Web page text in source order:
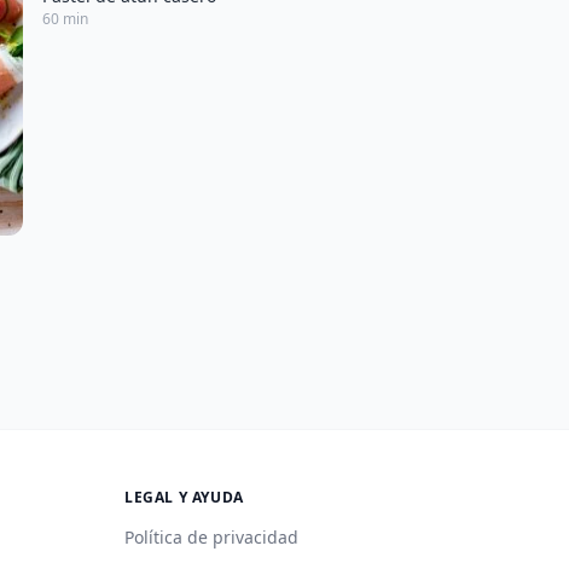
60 min
LEGAL Y AYUDA
Política de privacidad